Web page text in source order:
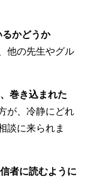
るかどうか
他の先生やグル
巻き込まれた
が、冷静にどれ
談に来られま
者に読むように